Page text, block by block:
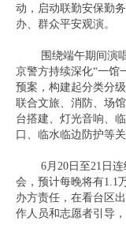
动，启动联勤安保勤
办、群众平安观演。
围绕端午期间演
京警方持续深化“一馆
预案，构建起分类分
联合文旅、消防、场
台搭建、灯光音响、
口、临水临边防护等
6月20日至21日
会，预计每晚将有1.1
办方责任，在看台区
作人员和志愿者引导